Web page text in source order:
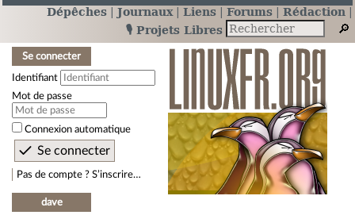
Dépêches Journaux Liens Forums
Rédaction
🎙️ Projets Libres
Se connecter
Identifiant
Mot de passe
Connexion automatique
Pas de compte ? S’inscrire…
dave